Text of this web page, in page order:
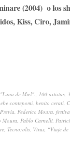
(2004) o los
Kiss, Ciro,
"Luna de Miel". 100 artistas
contepomi benito cerati
Federico Moura
Moura Pablo Carnelli
Tecno;olis Virus “Viaje